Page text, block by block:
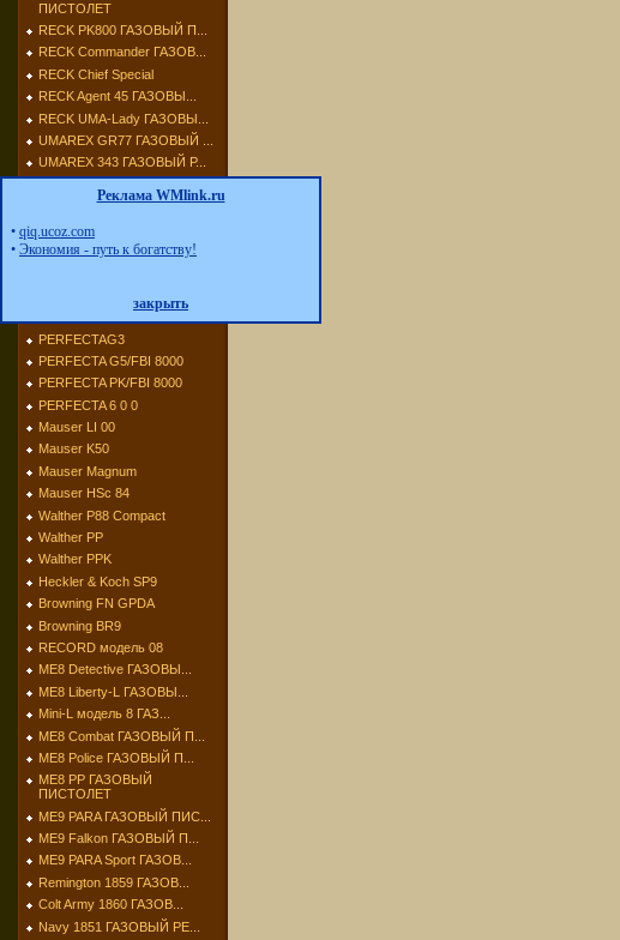
ПИСТОЛЕТ
RECK PK800 ГАЗОВЫЙ П...
RECK Commander ГАЗОВ...
RECK Chief Special
RECK Agent 45 ГАЗОВЫ...
RECK UMA-Lady ГАЗОВЫ...
UMAREX GR77 ГАЗОВЫЙ ...
UMAREX 343 ГАЗОВЫЙ Р...
UMAREX Python
UMAREX 302
UMAREX Brigadier ГАЗ...
PERFECTA G ГАЗОВЫЙ П...
PERFECTAG3
PERFECTA G5/FBI 8000
PERFECTA PK/FBI 8000
PERFECTA 6 0 0
Mauser LI 00
Mauser K50
Mauser Magnum
Mauser HSc 84
Walther P88 Compact
Walther PP
Walther PPK
Heckler & Koch SP9
Browning FN GPDA
Browning BR9
RECORD модель 08
МЕ8 Detective ГАЗОВЫ...
МЕ8 Liberty-L ГАЗОВЫ...
Mini-L модель 8 ГАЗ...
МЕ8 Combat ГАЗОВЫЙ П...
МЕ8 Police ГАЗОВЫЙ П...
МЕ8 РР ГАЗОВЫЙ
ПИСТОЛЕТ
МЕ9 PARA ГАЗОВЫЙ ПИС...
МЕ9 Falkon ГАЗОВЫЙ П...
МЕ9 PARA Sport ГАЗОВ...
Remington 1859 ГАЗОВ...
Colt Army 1860 ГАЗОВ...
Navy 1851 ГАЗОВЫЙ РЕ...
Реклама WMlink.ru
• qiq.ucoz.com
• Экономия - путь к богатству!
закрыть